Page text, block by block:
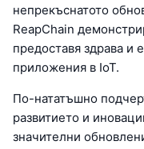
непрекъснатото
ReapChain
предоставя здрава и
приложения в IoT.
По-нататъшно
развитието и
значителни